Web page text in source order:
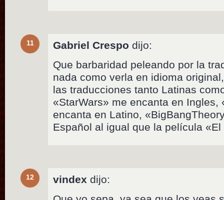
11 Gabriel Crespo dijo:
Que barbaridad peleando por la
nada como verla en idioma
las traducciones tanto Latinas
«StarWars» me encanta en Ingles,
encanta en Latino,
Español al igual que la película
12 vindex dijo: